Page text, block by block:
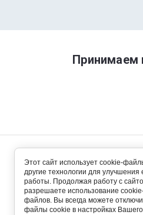
Принимаем
© Климат Питер
Этот сайт использует cookie-
другие технологии для улучшения
работы. Продолжая работу с
разрешаете использование
файлов. Вы всегда можете
файлы cookie в настройках Вашего